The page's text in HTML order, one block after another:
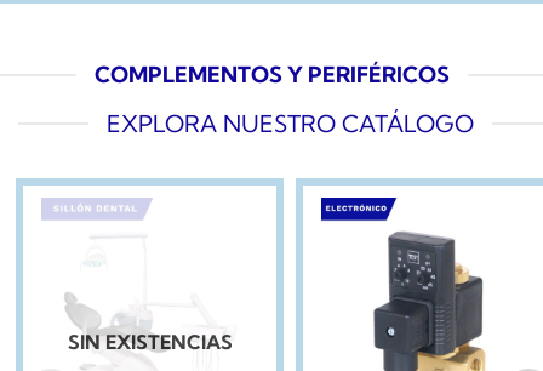
COMPLEMENTOS Y PERIFÉRICOS
EXPLORA NUESTRO CATÁLOGO
SIN EXISTENCIAS